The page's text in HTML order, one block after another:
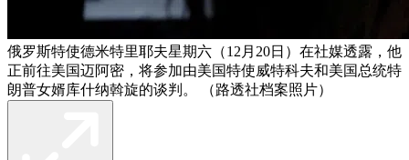
俄罗斯特使德米特里耶夫星期六（12月20日）在社媒透露，他
正前往美国迈阿密，将参加由美国特使威特科夫和美国总统特
朗普女婿库什纳斡旋的谈判。 （路透社档案照片）